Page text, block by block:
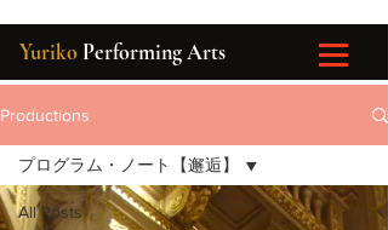
Yuriko Performing Arts
Productions
All Posts
プログラム・ノート【邂逅】